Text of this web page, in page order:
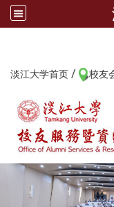
淡江大学首页 / 校友